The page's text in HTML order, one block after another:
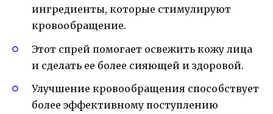
ингредиенты, которые стимулируют
кровообращение.
Этот спрей помогает освежить кожу лица
и сделать ее более сияющей и здоровой.
Улучшение кровообращения способствует
более эффективному поступлению